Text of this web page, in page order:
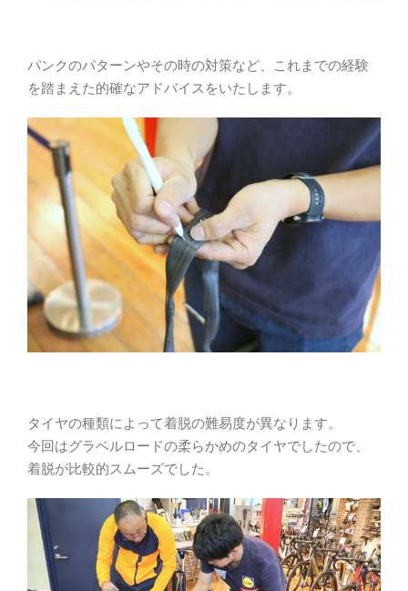
パンクのパターンやその時の対策など、これまでの経験
を踏まえた的確なアドバイスをいたします。
タイヤの種類によって着脱の難易度が異なります。
今回はグラベルロードの柔らかめのタイヤでしたので、
着脱が比較的スムーズでした。